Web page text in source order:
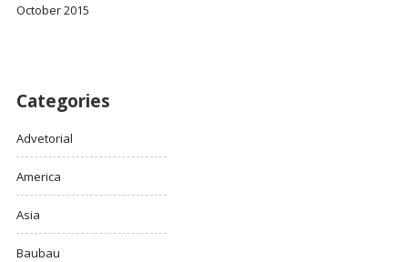
October 2015
Categories
Advetorial
America
Asia
Baubau